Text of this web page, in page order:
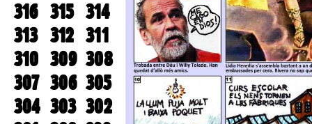
316 315 314
313 312 311
310 309 308
307 306 305
304 303 302